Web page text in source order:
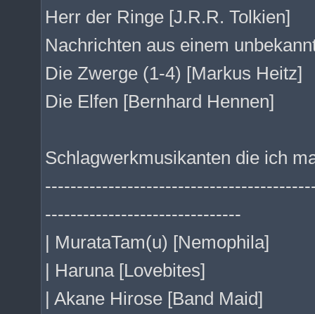
Herr der Ringe [J.R.R. Tolkien]
Nachrichten aus einem
Die Zwerge (1-4) [Markus Heitz]
Die Elfen [Bernhard Hennen]
Schlagwerkmusikanten die ich
-------------------------------
| MurataTam(u) [Nemophila]
| Haruna [Lovebites]
| Akane Hirose [Band Maid]